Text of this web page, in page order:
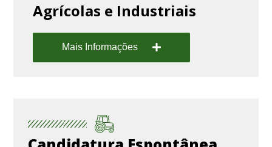
Agrícolas e Industriais
Mais Informações